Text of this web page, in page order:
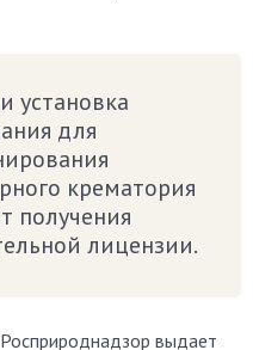
установка
для
крематория
получения
лицензии.
выдает